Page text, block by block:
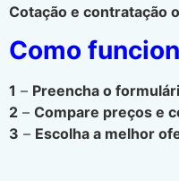
Cotação e contratação
Como
1 – Preencha o
2 – Compare preços e
3 – Escolha a melhor